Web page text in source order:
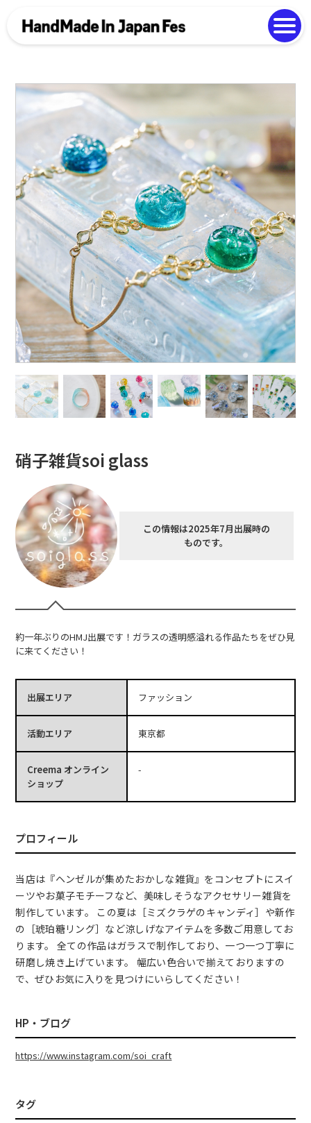
Photo Gallery
EN 中文
硝子雑貨soi glass
この情報は2025年7月出展時の
ものです。
約一年ぶりのHMJ出展です！ガラスの透明感溢れる作品たちをぜひ見
に来てください！
出展エリア ファッション
活動エリア 東京都
Creema オンライン
ショップ
-
プロフィール
当店は『ヘンゼルが集めたおかしな雑貨』をコンセプトにスイ
ーツやお菓子モチーフなど、美味しそうなアクセサリー雑貨を
制作しています。 この夏は［ミズクラゲのキャンディ］や新作
の［琥珀糖リング］など涼しげなアイテムを多数ご用意してお
ります。 全ての作品はガラスで制作しており、一つ一つ丁寧に
研磨し焼き上げています。 幅広い色合いで揃えておりますの
で、ぜひお気に入りを見つけにいらしてください！
HP・ブログ
https://www.instagram.com/soi_craft
タグ